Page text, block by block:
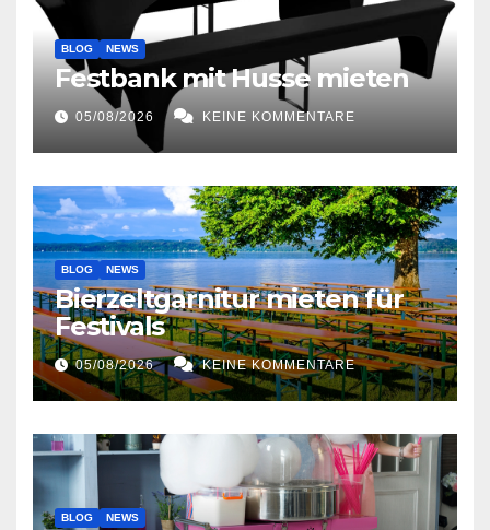
BLOG NEWS
Festbank mit Husse mieten
05/08/2026 KEINE KOMMENTARE
BLOG NEWS
Bierzeltgarnitur mieten für
Festivals
05/08/2026 KEINE KOMMENTARE
BLOG NEWS